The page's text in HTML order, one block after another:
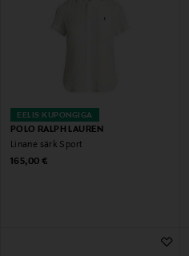
EELIS KUPONGIGA
POLO RALPH LAUREN
Linane särk Sport
Original Price
165,00 €